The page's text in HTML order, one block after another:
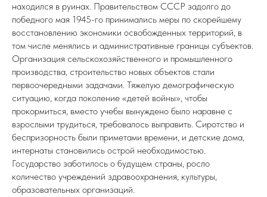
находился в руинах. Правительством СССР задолго до
победного мая 1945-го принимались меры по скорейшему
восстановлению экономики освобожденных территорий, в
том числе менялись и административные границы субъектов.
Организация сельскохозяйственного и промышленного
производства, строительство новых объектов стали
первоочередными задачами. Тяжелую демографическую
ситуацию, когда поколение «детей войны», чтобы
прокормиться, вместо учебы вынуждено было наравне с
взрослыми трудиться, требовалось выправить. Сиротство и
беспризорность были приметами времени, и детские дома,
интернаты становились острой необходимостью.
Государство заботилось о будущем страны, росло
количество учреждений здравоохранения, культуры,
образовательных организаций.